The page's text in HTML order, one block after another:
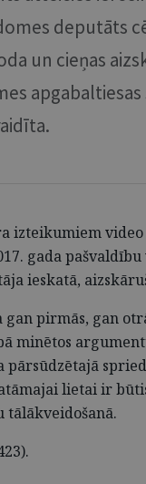
deputāts
un cieņas
izteikumiem
gada
ieskatā,
pirmās, gan
minētos
pārsūdzētajā
lietai ir
tālākveidošanā.